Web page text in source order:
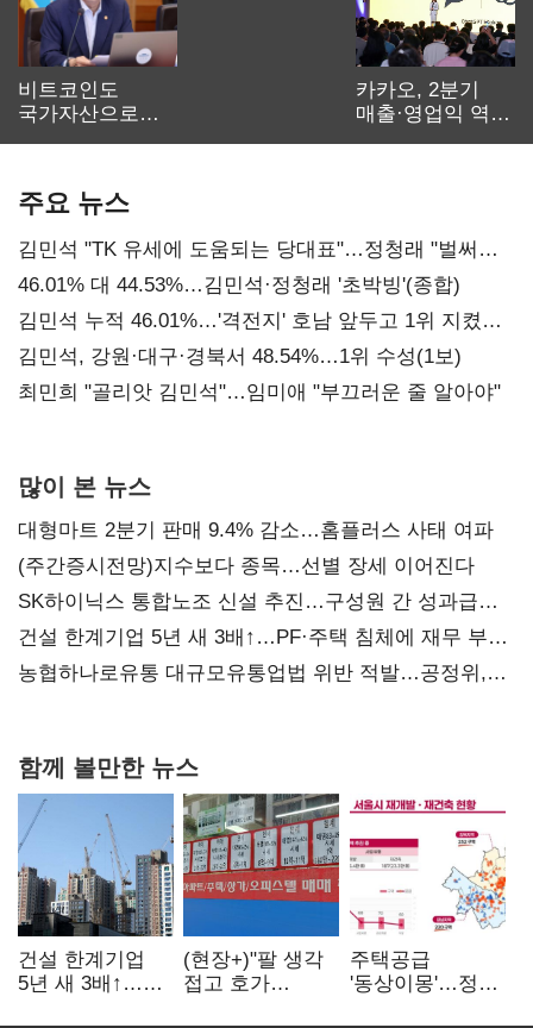
비트코인도
국가자산으로…'
카카오, 2분기
매출·영업익 역대
주요 뉴스
김민석 "TK 유세에 도움되는 당대표"…정청래 "벌써
대표된 양 당직 배분"
46.01% 대 44.53%…김민석·정청래 '초박빙'(종합)
김민석 누적 46.01%…'격전지' 호남 앞두고 1위 지켰다
(2보)
김민석, 강원·대구·경북서 48.54%…1위 수성(1보)
최민희 "골리앗 김민석"…임미애 "부끄러운 줄 알아야"
많이 본 뉴스
대형마트 2분기 판매 9.4% 감소…홈플러스 사태 여파
(주간증시전망)지수보다 종목…선별 장세 이어진다
SK하이닉스 통합노조 신설 추진…구성원 간 성과급
불만 확산
건설 한계기업 5년 새 3배↑…PF·주택 침체에 재무 부담
확대
농협하나로유통 대규모유통업법 위반 적발…공정위,
함께 볼만한 뉴스
건설 한계기업
5년 새 3배↑…
(현장+)"팔 생각
접고 호가
주택공급
'동상이몽'…정부